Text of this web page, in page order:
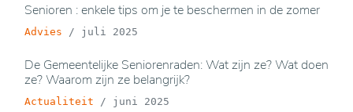
Senioren : enkele tips om je te beschermen in de zomer
Advies / juli 2025
De Gemeentelijke Seniorenraden: Wat zijn ze? Wat doen
ze? Waarom zijn ze belangrijk?
Actualiteit / juni 2025